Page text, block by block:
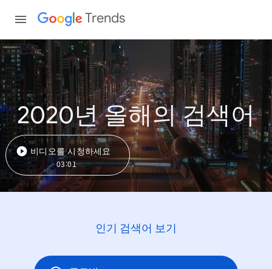
Trends
2020년 올해의 검색어
비디오를 시청하세요
03:01
인기 검색어 보기